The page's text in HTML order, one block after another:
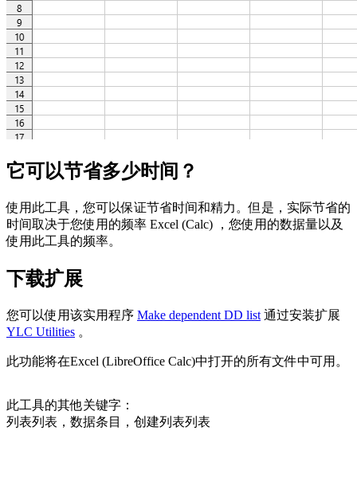
它可以节省多少时间？
使用此工具，您可以保证节省时间和精力。但是，实际节省的
时间取决于您使用的频率 Excel (Calc) ，您使用的数据量以及
使用此工具的频率。
下载扩展
您可以使用该实用程序 Make dependent DD list 通过安装扩展
YLC Utilities 。
此功能将在Excel (LibreOffice Calc)中打开的所有文件中可用。
此工具的其他关键字：
列表列表，数据条目，创建列表列表